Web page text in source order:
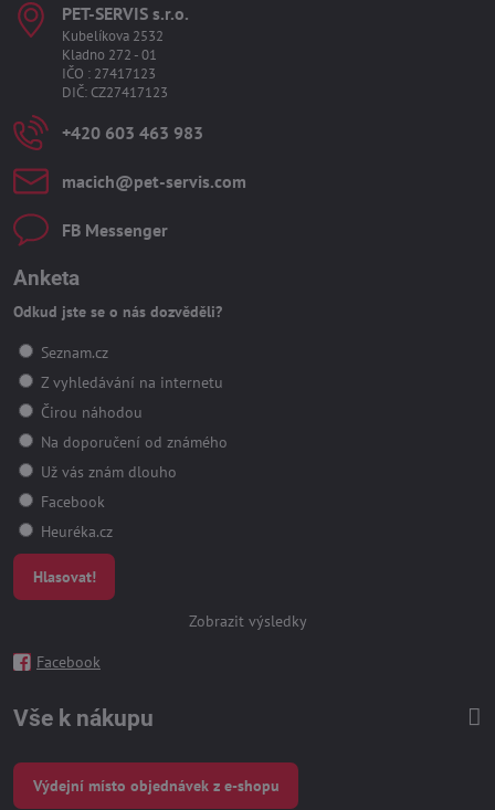
PET-SERVIS s​.r​.o​.
Kubelíkova 2532
Kladno 272 - 01
IČO : 27417123
DIČ: CZ27417123
+420 603 463 983
macich​@pet-servis​.com
FB Messenger
Anketa
Odkud jste se o nás dozvěděli?
Seznam.cz
Z vyhledávání na internetu
Čirou náhodou
Na doporučení od známého
Už vás znám dlouho
Facebook
Heuréka.cz
Hlasovat!
Zobrazit výsledky
Facebook
Vše k nákupu
Výdejní místo objednávek z e-shopu